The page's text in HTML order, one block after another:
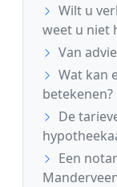
Wilt u
weet u niet
Van
Wat kan
betekenen?
De
Een